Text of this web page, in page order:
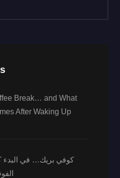
Break… and What
After Waking Up
كوفي بريك… في البدء